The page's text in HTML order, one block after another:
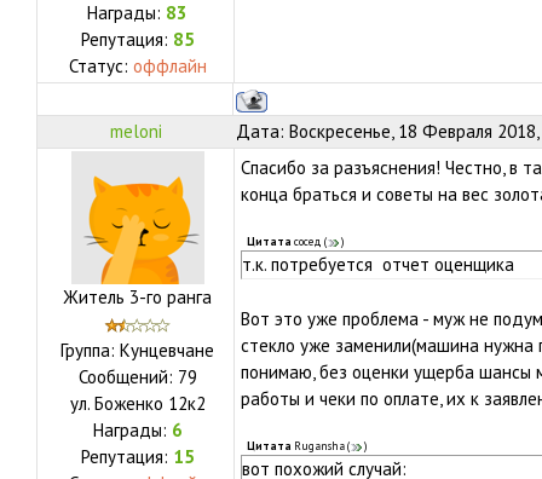
Награды: 83
Репутация: 85
Статус: оффлайн
meloni Дата: Воскресенье, 18 Февраля
Житель 3-го ранга
Группа: Кунцевчане
Сообщений: 79
ул. Боженко 12к2
Награды: 6
Репутация: 15
Спасибо за разъяснения! Честно, в
конца браться и советы на вес
Цитата сосед ( )
т.к. потребуется отчет оценщика
Вот это уже проблема - муж не
стекло уже заменили(машина нужна
понимаю, без оценки ущерба шансы
работы и чеки по оплате, их к
Цитата Rugansha( )
вот похожий случай: